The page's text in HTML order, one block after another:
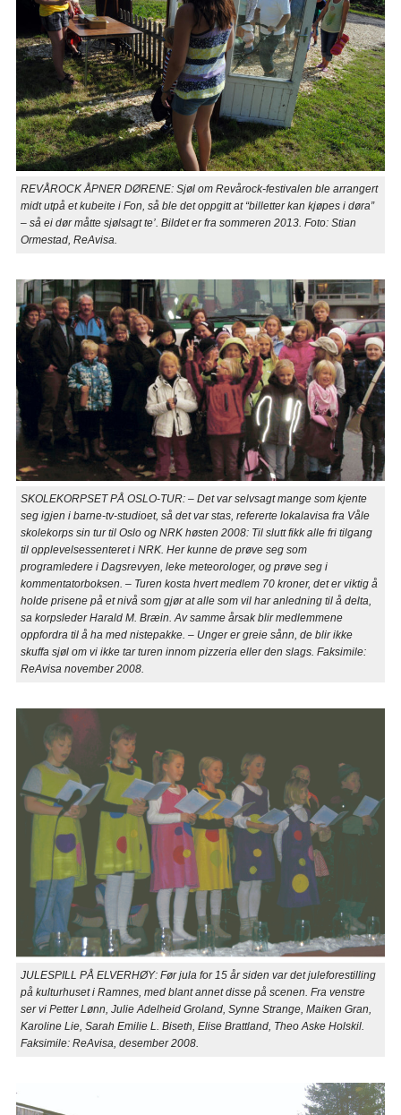
REVÅROCK ÅPNER DØRENE: Sjøl om Revårock-festivalen ble arrangert
midt utpå et kubeite i Fon, så ble det oppgitt at “billetter kan kjøpes i døra”
– så ei dør måtte sjølsagt te’. Bildet er fra sommeren 2013. Foto: Stian
Ormestad, ReAvisa.
SKOLEKORPSET PÅ OSLO-TUR: – Det var selvsagt mange som kjente
seg igjen i barne-tv-studioet, så det var stas, refererte lokalavisa fra Våle
skolekorps sin tur til Oslo og NRK høsten 2008: Til slutt fikk alle fri tilgang
til opplevelsessenteret i NRK. Her kunne de prøve seg som
programledere i Dagsrevyen, leke meteorologer, og prøve seg i
kommentatorboksen. – Turen kosta hvert medlem 70 kroner, det er viktig å
holde prisene på et nivå som gjør at alle som vil har anledning til å delta,
sa korpsleder Harald M. Bræin. Av samme årsak blir medlemmene
oppfordra til å ha med nistepakke. – Unger er greie sånn, de blir ikke
skuffa sjøl om vi ikke tar turen innom pizzeria eller den slags. Faksimile:
ReAvisa november 2008.
JULESPILL PÅ ELVERHØY: Før jula for 15 år siden var det juleforestilling
på kulturhuset i Ramnes, med blant annet disse på scenen. Fra venstre
ser vi Petter Lønn, Julie Adelheid Groland, Synne Strange, Maiken Gran,
Karoline Lie, Sarah Emilie L. Biseth, Elise Brattland, Theo Aske Holskil.
Faksimile: ReAvisa, desember 2008.